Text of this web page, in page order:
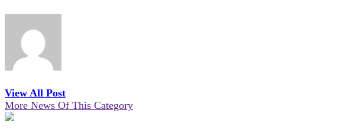
View All Post
More News Of This Category